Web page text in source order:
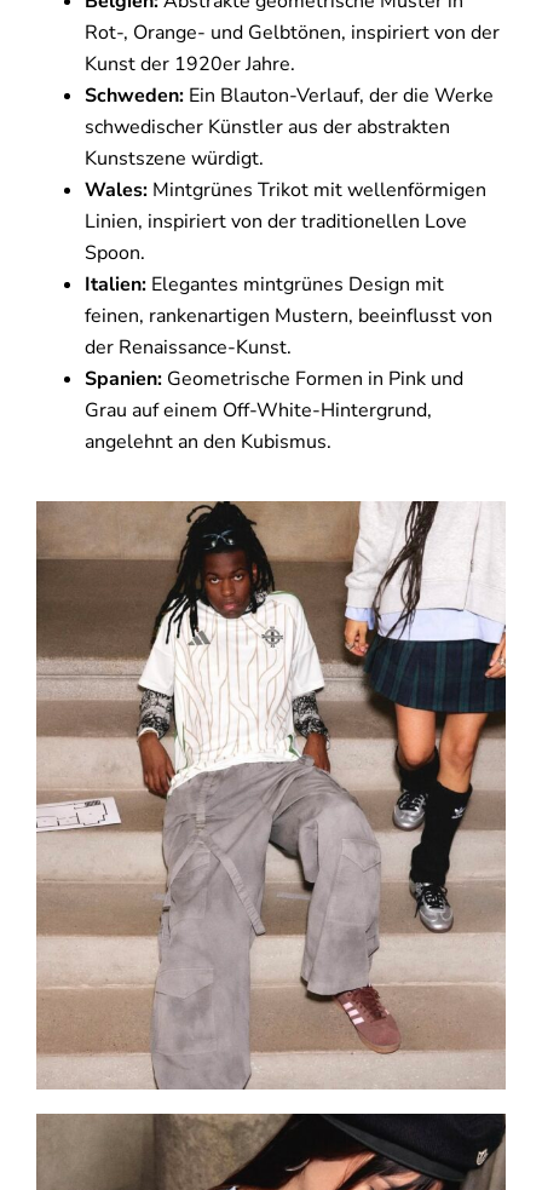
Rot-, Orange- und Gelbtönen, inspiriert von der
Kunst der 1920er Jahre.
Schweden:Ein Blauton-Verlauf, der die Werke
schwedischer Künstler aus der abstrakten
Kunstszene würdigt.
Wales:Mintgrünes Trikot mit wellenförmigen
Linien, inspiriert von der traditionellen Love
Spoon.
Italien:Elegantes mintgrünes Design mit
feinen, rankenartigen Mustern, beeinflusst von
der Renaissance-Kunst.
Spanien:Geometrische Formen in Pink und
Grau auf einem Off-White-Hintergrund,
angelehnt an den Kubismus.